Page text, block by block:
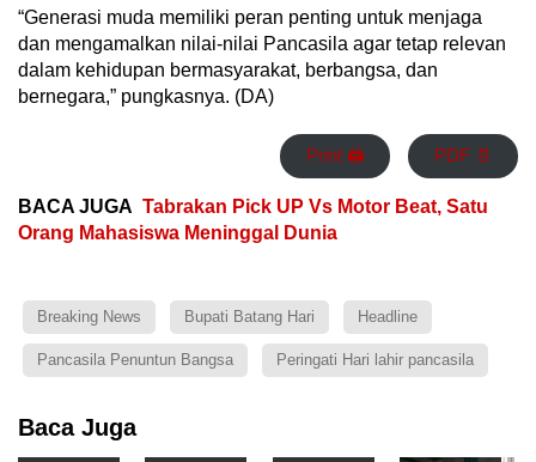
“Generasi muda memiliki peran penting untuk menjaga
dan mengamalkan nilai-nilai Pancasila agar tetap relevan
dalam kehidupan bermasyarakat, berbangsa, dan
bernegara,” pungkasnya. (DA)
Print 🖨 PDF 📄
BACA JUGA Tabrakan Pick UP Vs Motor Beat, Satu
Orang Mahasiswa Meninggal Dunia
Breaking News Bupati Batang Hari Headline
Pancasila Penuntun Bangsa Peringati Hari lahir pancasila
Baca Juga